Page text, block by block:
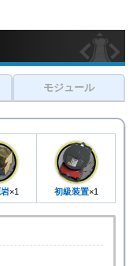
モジュール
×1 初級装置×1